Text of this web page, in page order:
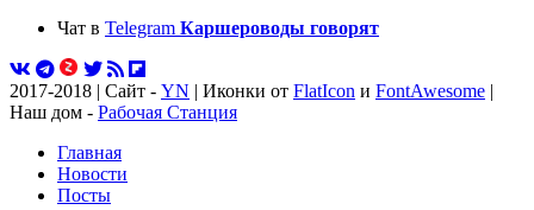
Чат в Telegram Каршероводы говорят
2017-2018 | Сайт - YN | Иконки от FlatIcon и FontAwesome |
Наш дом - Рабочая Станция
Главная
Новости
Посты